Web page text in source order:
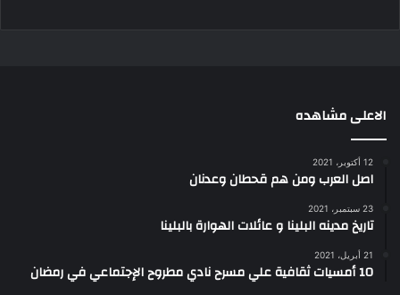
الاعلى مشاهده
12 أكتوبر، 2021
اصل العرب ومن هم قحطان وعدنان
23 سبتمبر، 2021
تاريخ مدينه البلينا و عائلات الهوارة بالبلينا
21 أبريل، 2021
10 أمسيات ثقافية علي مسرح نادي مطروح الإجتماعي في رمضان